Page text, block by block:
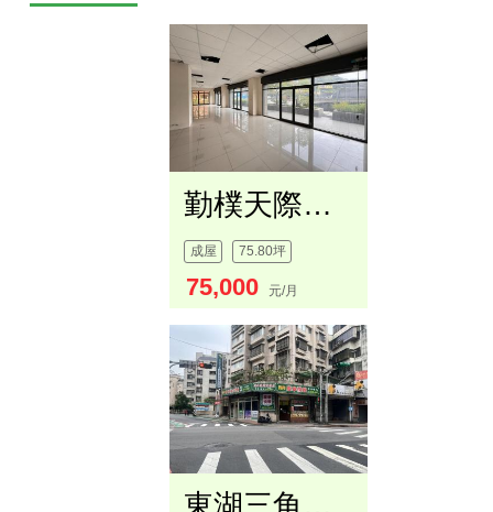
勤樸天際店面好租
成屋 75.80坪
75,000 元/月